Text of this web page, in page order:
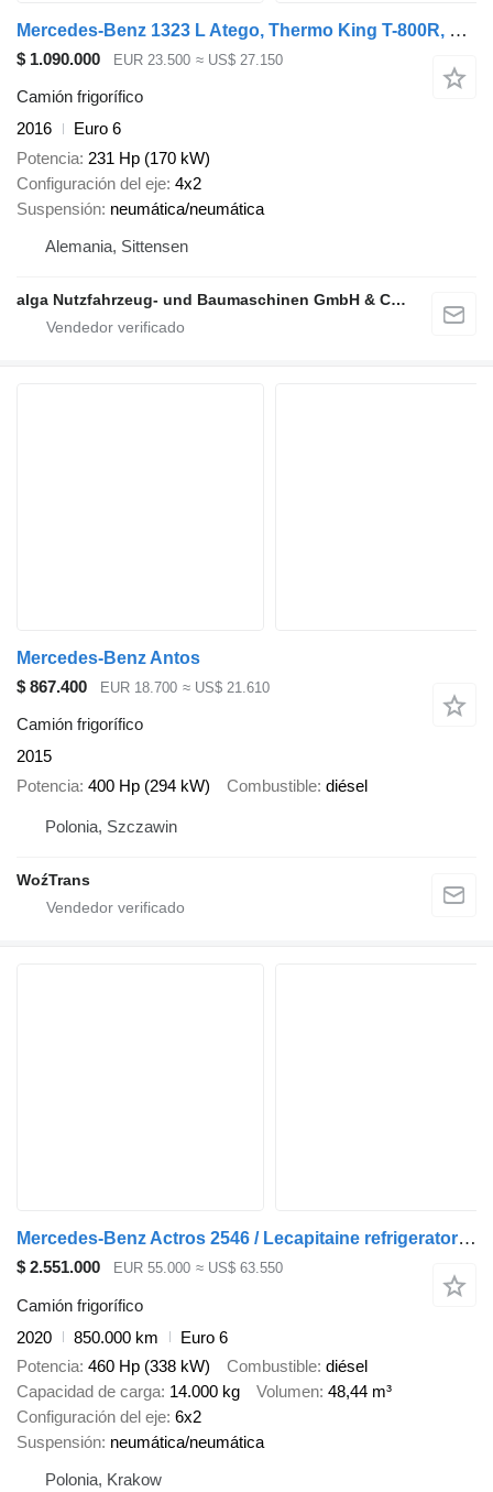
Mercedes-Benz 1323 L Atego, Thermo King T-800R, LBW, Trennwand
$ 1.090.000 EUR 23.500 ≈ US$ 27.150
Camión frigorífico
2016
Euro 6
Potencia 231 Hp (170 kW)
Configuración del eje 4x2
Suspensión neumática/neumática
Alemania, Sittensen
alga Nutzfahrzeug- und Baumaschinen GmbH & Co. KG
Mercedes-Benz Antos
$ 867.400
EUR 18.700 ≈ US$ 21.610
Camión frigorífico
2015
Potencia 400 Hp (294 kW) Combustible diésel
Polonia, Szczawin
WoźTrans
Mercedes-Benz Actros 2546 / Lecapitaine refrigerator 20 EPAL / Multitemperatur
$ 2.551.000 EUR 55.000 ≈ US$ 63.550
Camión frigorífico
2020
850.000 km
Euro 6
Potencia 460 Hp (338 kW) Combustible diésel
Capacidad de carga 14.000 kg Volumen 48,44 m³
Configuración del eje 6x2
Suspensión neumática/neumática
Polonia, Krakow